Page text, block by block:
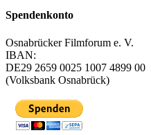
Spendenkonto
Osnabrücker Filmforum e. V.
IBAN:
DE29 2659 0025 1007 4899 00
(Volksbank Osnabrück)